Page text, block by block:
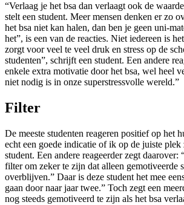
“Verlaag je het bsa dan verlaagt ook de
stelt een student. Meer mensen denken er zo
het bsa niet kan halen, dan ben je geen uni-
het”, is een van de reacties. Niet iedereen is
zorgt voor veel te veel druk en stress op de
studenten”, schrijft een student. Een andere
enkele extra motivatie door het bsa, wel heel
niet nodig is in onze superstressvolle wereld.”
Filter
De meeste studenten reageren positief op het
echt een goede indicatie of ik op de juiste plek
student. Een andere reageerder zegt daarover:
filter om zeker te zijn dat alleen gemotiveerde
overblijven.” Daar is deze student het mee
gaan door naar jaar twee.” Toch zegt een
nog steeds gemotiveerd te zijn als het bsa